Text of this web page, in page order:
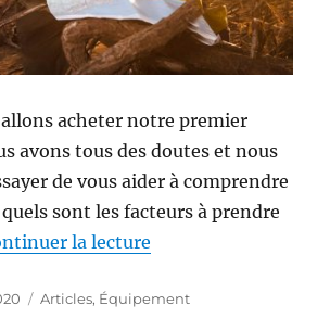
acheter notre premier
avons tous des doutes et nous
de vous aider à comprendre
sont les facteurs à prendre
la lecture
Catégories
Articles, Équipement